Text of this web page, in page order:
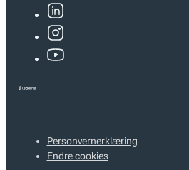
Personvernerklæring
Endre cookies